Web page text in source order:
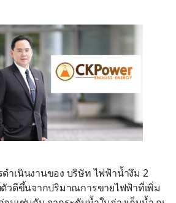
ำเนินงานของ บริษัท ไฟฟ้าน้ำงึม 2
ตัวดีขึ้นจากปริมาณการขายไฟฟ้าที่เพิ่ม